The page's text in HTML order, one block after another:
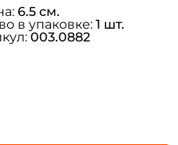
6.5 см.
в упаковке: 1 шт.
003.0882